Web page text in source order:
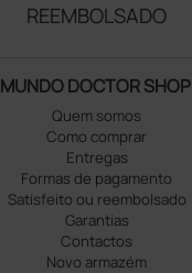
REEMBOLSADO
MUNDO DOCTOR SHOP
Quem somos
Como comprar
Entregas
Formas de pagamento
Satisfeito ou reembolsado
Garantias
Contactos
Novo armazém